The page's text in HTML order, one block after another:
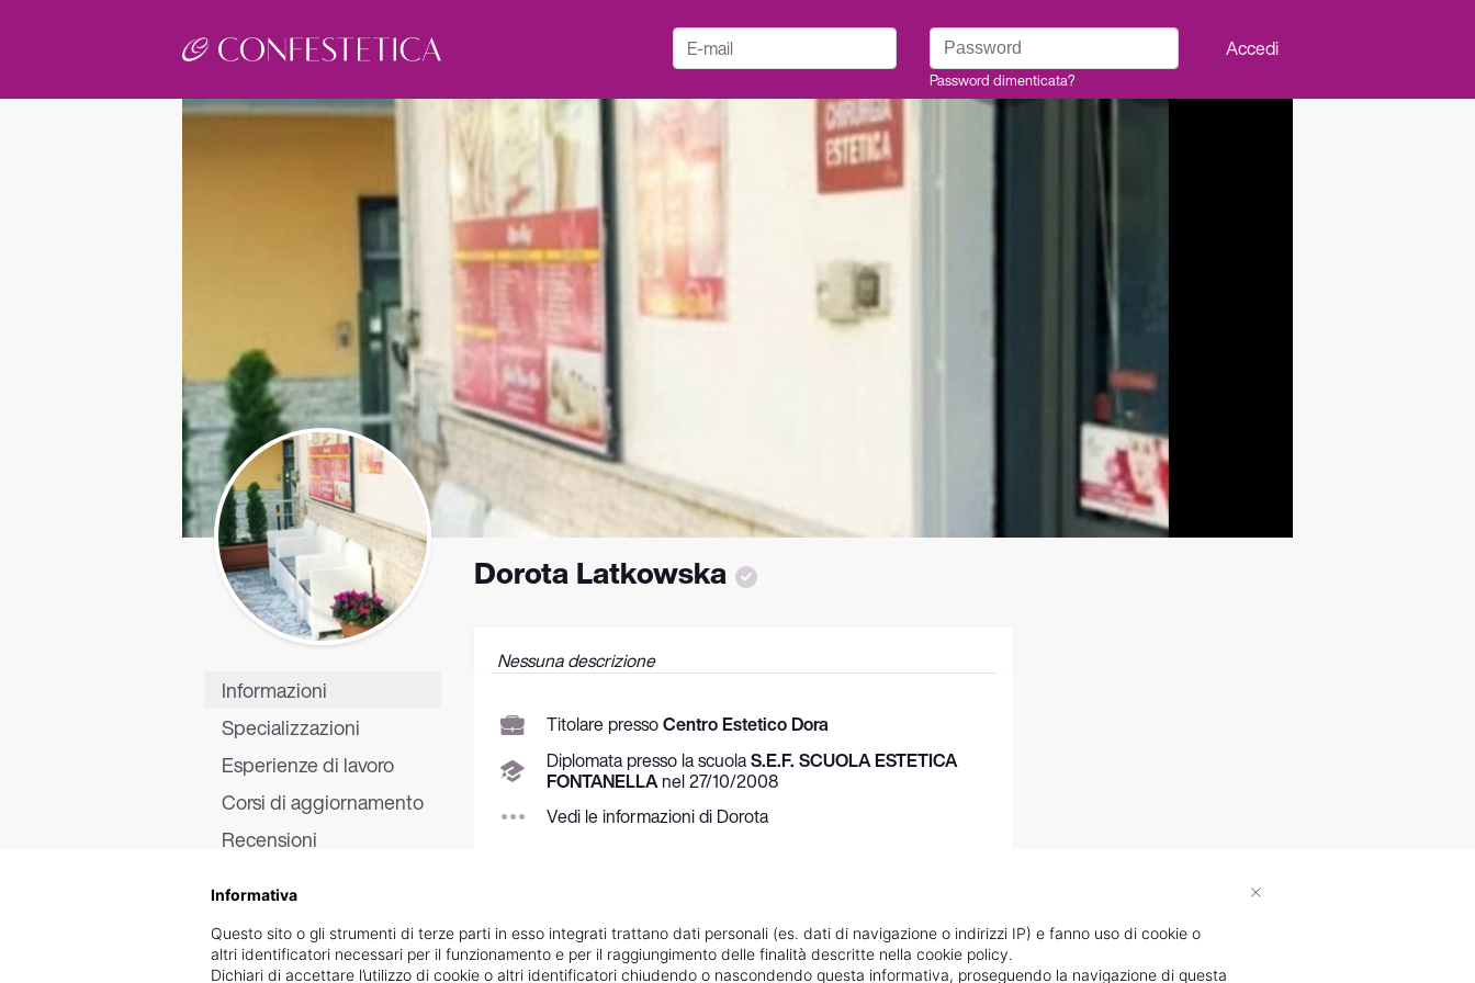
E-mail Password
Password dimenticata?
Accedi
Informazioni
Specializzazioni
Esperienze di lavoro
Corsi di aggiornamento
Recensioni
Dorota Latkowska
Nessuna descrizione
Titolare pressoCentro Estetico Dora
Diplomatapresso la scuolaS.E.F. SCUOLA ESTETICA
FONTANELLA nel27/10/2008
Vedi le informazioni di Dorota
Informativa
Questo sito o gli strumenti di terze parti in esso integrati trattano dati personali (es. dati di navigazione o indirizzi IP) e fanno uso di cookie o
altri identificatori necessari per il funzionamento e per il raggiungimento delle finalità descritte nella cookie policy.
Dichiari di accettare l’utilizzo di cookie o altri identificatori chiudendo o nascondendo questa informativa, proseguendo la navigazione di questa
×